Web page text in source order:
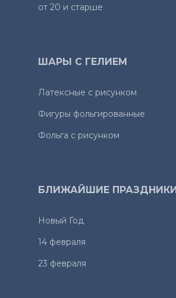
от 20 и старше
ШАРЫ С ГЕЛИЕМ
Латексные с рисунком
Фигуры фольгированные
Фольга с рисунком
БЛИЖАЙШИЕ ПРАЗДНИКИ
Новый Год
14 февраля
23 февраля